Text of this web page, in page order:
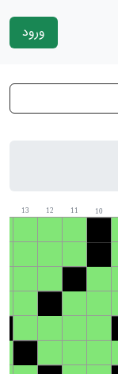
ورود
10
11
12
13